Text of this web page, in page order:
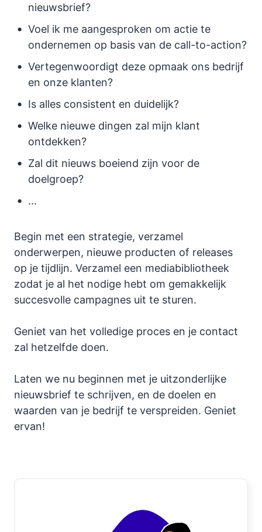
nieuwsbrief?
Voel ik me aangesproken om actie te
ondernemen op basis van de call-to-action?
Vertegenwoordigt deze opmaak ons bedrijf
en onze klanten?
Is alles consistent en duidelijk?
Welke nieuwe dingen zal mijn klant
ontdekken?
Zal dit nieuws boeiend zijn voor de
doelgroep?
...
Begin met een strategie, verzamel
onderwerpen, nieuwe producten of releases
op je tijdlijn. Verzamel een mediabibliotheek
zodat je al het nodige hebt om gemakkelijk
succesvolle campagnes uit te sturen.
Geniet van het volledige proces en je contact
zal hetzelfde doen.
Laten we nu beginnen met je uitzonderlijke
nieuwsbrief te schrijven, en de doelen en
waarden van je bedrijf te verspreiden. Geniet
ervan!